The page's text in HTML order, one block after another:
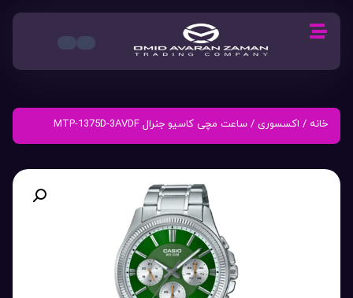
خانه / اکسسوری / ساعت مچی کاسیو جنرال MTP-1375D-3AVDF